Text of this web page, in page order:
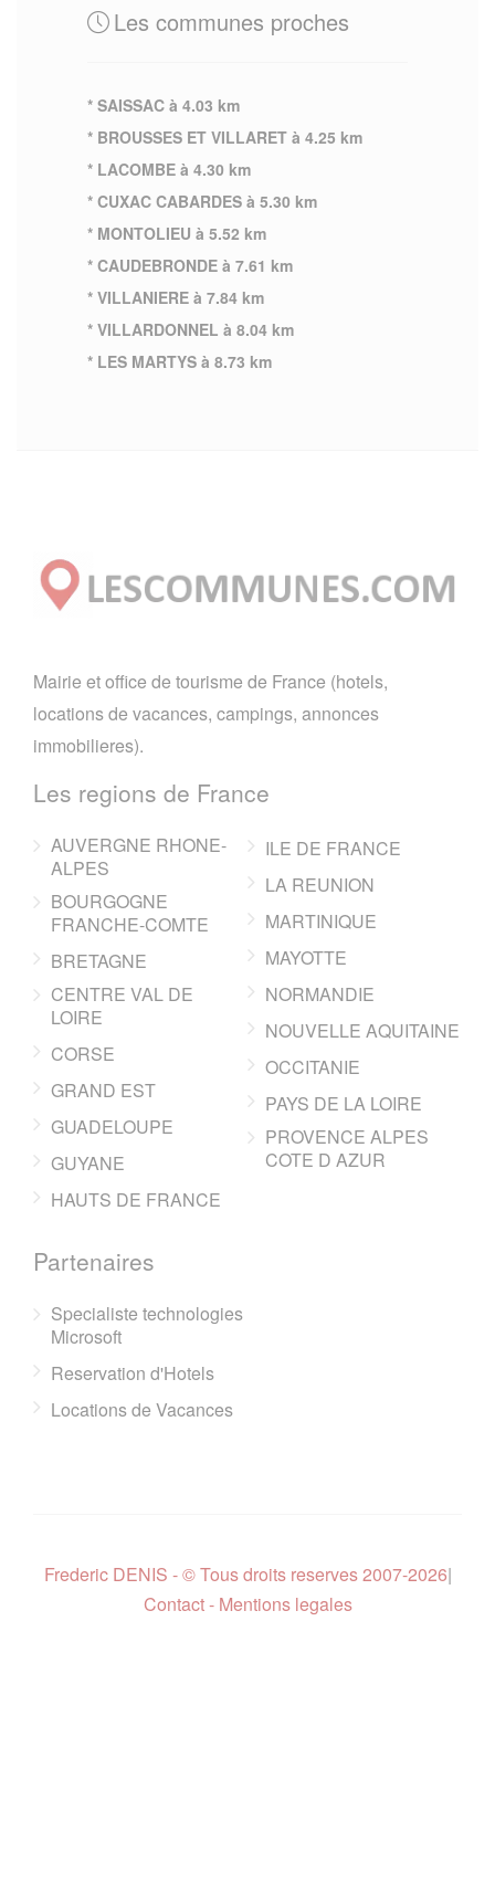
Les communes proches
* SAISSAC à 4.03 km
* BROUSSES ET VILLARET à 4.25 km
* LACOMBE à 4.30 km
* CUXAC CABARDES à 5.30 km
* MONTOLIEU à 5.52 km
* CAUDEBRONDE à 7.61 km
* VILLANIERE à 7.84 km
* VILLARDONNEL à 8.04 km
* LES MARTYS à 8.73 km
Mairie et office de tourisme de France (hotels,
locations de vacances, campings, annonces
immobilieres).
Les regions de France
AUVERGNE RHONE-
ALPES
BOURGOGNE
FRANCHE-COMTE
BRETAGNE
CENTRE VAL DE
LOIRE
CORSE
GRAND EST
GUADELOUPE
GUYANE
HAUTS DE FRANCE
ILE DE FRANCE
LA REUNION
MARTINIQUE
MAYOTTE
NORMANDIE
NOUVELLE AQUITAINE
OCCITANIE
PAYS DE LA LOIRE
PROVENCE ALPES
COTE D AZUR
Partenaires
Specialiste technologies
Microsoft
Reservation d'Hotels
Locations de Vacances
Frederic DENIS - © Tous droits reserves 2007-2026|
Contact - Mentions legales